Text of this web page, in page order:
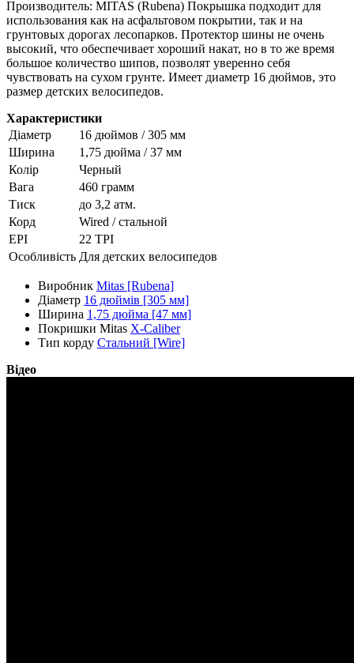
Производитель: MITAS (Rubena) Покрышка подходит для
использования как на асфальтовом покрытии, так и на
грунтовых дорогах лесопарков. Протектор шины не очень
высокий, что обеспечивает хороший накат, но в то же время
большое количество шипов, позволят уверенно себя
чувствовать на сухом грунте. Имеет диаметр 16 дюймов, это
размер детских велосипедов.
Характеристики
Діаметр
16 дюймов / 305 мм
Ширина
1,75 дюйма / 37 мм
Колір
Черный
Вага
460 грамм
Тиск
до 3,2 атм.
Корд
Wired / стальной
EPI
22 TPI
Особливість Для детских велосипедов
Виробник Mitas [Rubena]
Діаметр 16 дюймів [305 мм]
Ширина 1,75 дюйма [47 мм]
Покришки Mitas X-Caliber
Тип корду Стальний [Wire]
Відео